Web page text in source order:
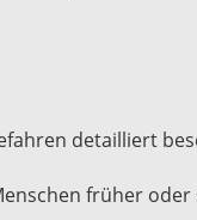
detailliert
früher